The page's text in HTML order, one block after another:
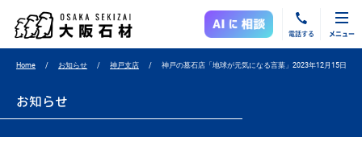
電話する メニュー
Home お知らせ 神戸支店 神戸の墓石店「地球が元気になる言葉」2023年12月15日
お知らせ